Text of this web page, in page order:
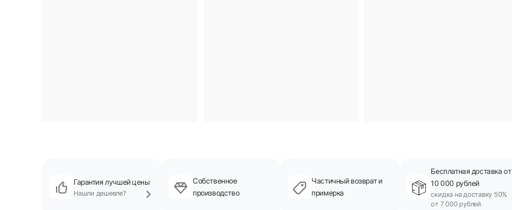
Гарантия лучшей цены
Нашли дешевле?
Собственное
производство
Частичный возврат и
примерка
Бесплатная доставка от
10 000 рублей
скидка на доставку 50%
от 7 000 рублей